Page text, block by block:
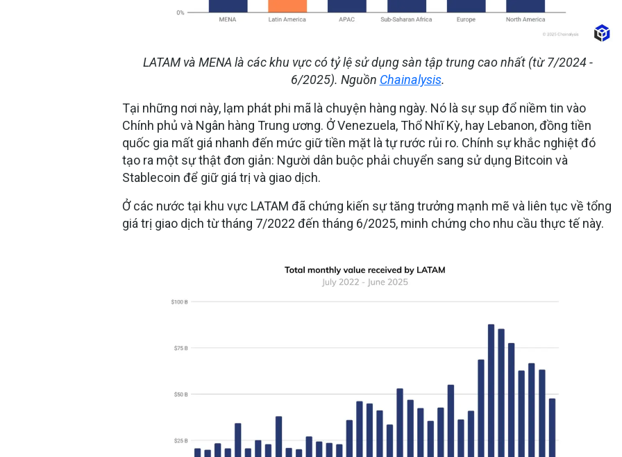
LATAM và MENA là các khu vực có tỷ lệ sử dụng sàn tập trung cao nhất (từ 7/2024 -
6/2025). Nguồn Chainalysis.
Tại những nơi này, lạm phát phi mã là chuyện hàng ngày. Nó là sự sụp đổ niềm tin vào
Chính phủ và Ngân hàng Trung ương. Ở Venezuela, Thổ Nhĩ Kỳ, hay Lebanon, đồng tiền
quốc gia mất giá nhanh đến mức giữ tiền mặt là tự rước rủi ro. Chính sự khắc nghiệt đó
tạo ra một sự thật đơn giản: Người dân buộc phải chuyển sang sử dụng Bitcoin và
Stablecoin để giữ giá trị và giao dịch.
Ở các nước tại khu vực LATAM đã chứng kiến sự tăng trưởng mạnh mẽ và liên tục về tổng
giá trị giao dịch từ tháng 7/2022 đến tháng 6/2025, minh chứng cho nhu cầu thực tế này.